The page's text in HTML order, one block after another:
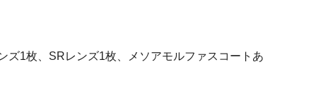
1枚、SRレンズ1枚、メソアモルファスコートあ